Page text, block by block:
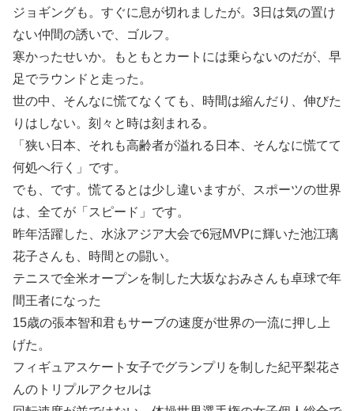
ジョギングも。すぐに息が切れましたが。3日は気の置け
ない仲間の誘いで、ゴルフ。
寒かったせいか。もともとカートには乗らないのだが、早
足でラウンドと走った。
世の中、そんなに慌てなくても、時間は縮んだり、伸びた
りはしない。刻々と時は刻まれる。
「狭い日本、それも高齢者が溢れる日本、そんなに慌てて
何処へ行く」です。
でも、です。慌てるとは少し違いますが、スポーツの世界
は、全てが「スピード」です。
昨年活躍した、水泳アジア大会で6冠MVPに輝いた池江璃
花子さんも、時間との闘い。
テニスで全米オープンを制した大坂なおみさんも卓球で年
間王者になった
15歳の張本智和君もサーブの速度が世界の一流に押し上
げた。
フィギュアスケート女子でグランプリを制した紀平梨花さ
んのトリプルアクセルは